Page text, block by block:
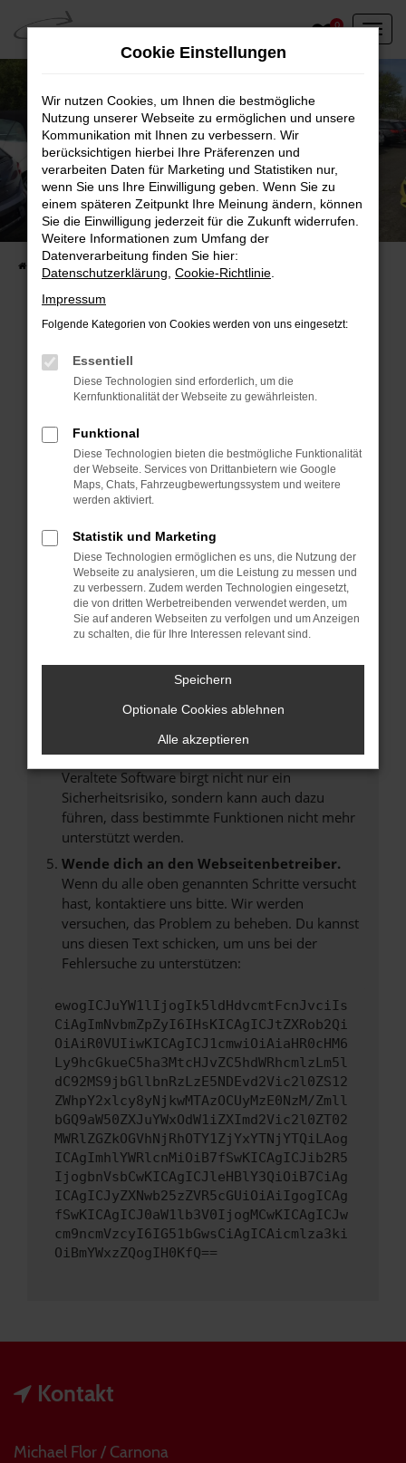
Zum
Hauptinhalt
springen
0
Unser Fahrzeugbestand vor Ort
Entdecken Sie unsere sofort verfügbaren
Fahrzeugangebote
Fehler: Network Error
Beim Laden ist ein Fehler aufgetreten.
Hier sind ein paar Tipps, die dir helfen können:
Überprüfe deine Firewall und deine
Internetverbindung.
Laden andere Webseiten, zum Beispiel deine
Suchmaschine?
Manche Erweiterungen, wie Werbeblocker,
können das Laden bestimmter Seiten
verhindern. Funktioniert die Seite in einem
anderen Browser oder in einem privaten
Fenster?
Das kann manchmal helfen, vorübergehende
Probleme zu beheben.
Stelle sicher, dass dein Browser und dein
Betriebssystem auf dem neuesten Stand
sind.
Veraltete Software birgt nicht nur ein
Sicherheitsrisiko, sondern kann auch dazu
führen, dass bestimmte Funktionen nicht mehr
unterstützt werden.
Wende dich an den Webseitenbetreiber.
Wenn du alle oben genannten Schritte versucht
hast, kontaktiere uns bitte. Wir werden
versuchen, das Problem zu beheben. Du kannst
uns diesen Text schicken, um uns bei der
Fehlersuche zu unterstützen:
ewogICJuYW1lIjogIk5ldHdvcmtFcnJvciIs
CiAgImNvbmZpZyI6IHsKICAgICJtZXRob2Qi
OiAiR0VUIiwKICAgICJ1cmwiOiAiaHR0cHM6
Ly9hcGkueC5ha3MtcHJvZC5hdWRhcmlzLm5l
dC92MS9jbGllbnRzLzE5NDEvd2Vic2l0ZS12
ZWhpY2xlcy8yNjkwMTAzOCUyMzE0NzM/Zmll
bGQ9aW50ZXJuYWxOdW1iZXImd2Vic2l0ZT02
MWRlZGZkOGVhNjRhOTY1ZjYxYTNjYTQiLAog
ICAgImhlYWRlcnMiOiB7fSwKICAgICJib2R5
IjogbnVsbCwKICAgICJleHBlY3QiOiB7CiAg
ICAgICJyZXNwb25zZVR5cGUiOiAiIgogICAg
fSwKICAgICJ0aW1lb3V0IjogMCwKICAgICJw
cm9ncmVzcyI6IG51bGwsCiAgICAicmlza3ki
OiBmYWxzZQogIH0KfQ==
Kontakt
Michael Flor / Carnona
Cookie Einstellungen
Wir nutzen Cookies, um Ihnen die bestmögliche
Nutzung unserer Webseite zu ermöglichen und unsere
Kommunikation mit Ihnen zu verbessern. Wir
berücksichtigen hierbei Ihre Präferenzen und
verarbeiten Daten für Marketing und Statistiken nur,
wenn Sie uns Ihre Einwilligung geben. Wenn Sie zu
einem späteren Zeitpunkt Ihre Meinung ändern, können
Sie die Einwilligung jederzeit für die Zukunft widerrufen.
Weitere Informationen zum Umfang der
Datenverarbeitung finden Sie hier:
Datenschutzerklärung Cookie-Richtlinie
Impressum
Folgende Kategorien von Cookies werden von uns eingesetzt:
Essentiell
Diese Technologien sind erforderlich, um die
Kernfunktionalität der Webseite zu gewährleisten.
Funktional
Diese Technologien bieten die bestmögliche Funktionalität
der Webseite. Services von Drittanbietern wie Google
Maps, Chats, Fahrzeugbewertungssystem und weitere
werden aktiviert.
Statistik und Marketing
Diese Technologien ermöglichen es uns, die Nutzung der
Webseite zu analysieren, um die Leistung zu messen und
zu verbessern. Zudem werden Technologien eingesetzt,
die von dritten Werbetreibenden verwendet werden, um
Sie auf anderen Webseiten zu verfolgen und um Anzeigen
zu schalten, die für Ihre Interessen relevant sind.
Speichern
Optionale Cookies ablehnen
Alle akzeptieren